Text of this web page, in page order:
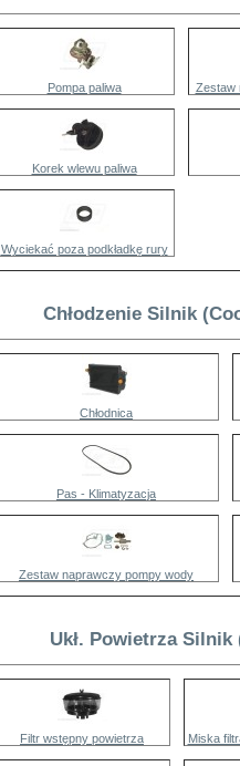
Pompa paliwa Zestaw
Korek wlewu paliwa
Wyciekać poza podkładkę rury
Chłodzenie Silnik
Chłodnica
Pas - Klimatyzacja
Zestaw naprawczy pompy wody
Ukł. Powietrza
Filtr wstępny powietrza Miska